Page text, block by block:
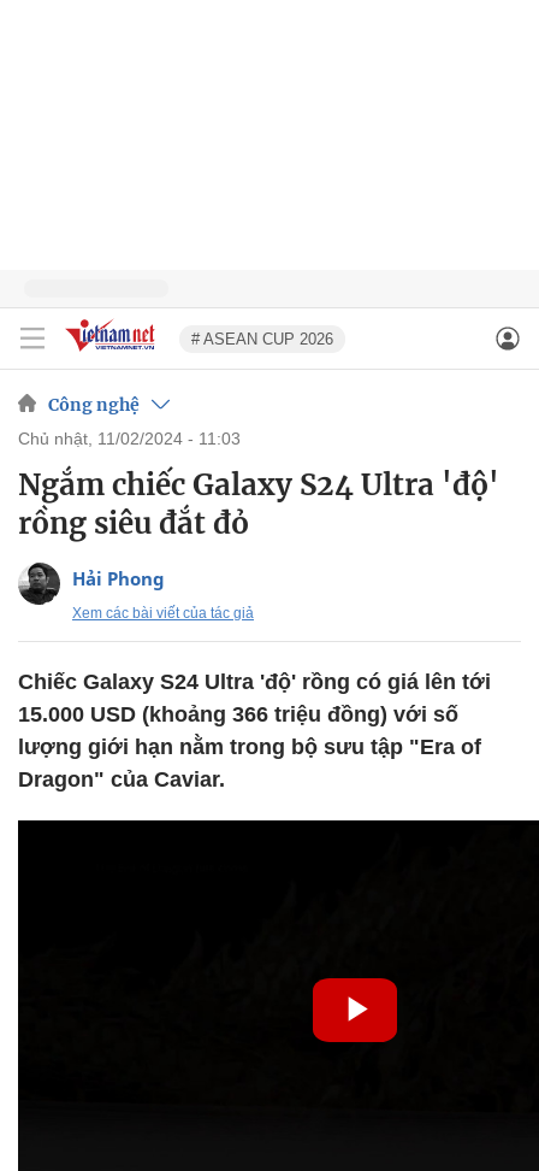
# ASEAN CUP 2026
Công nghệ
chủ nhật, 11/02/2024 - 11:03
Ngắm chiếc Galaxy S24 Ultra 'độ'
rồng siêu đắt đỏ
Hải Phong
Xem các bài viết của tác giả
Chiếc Galaxy S24 Ultra 'độ' rồng có giá lên tới
15.000 USD (khoảng 366 triệu đồng) với số
lượng giới hạn nằm trong bộ sưu tập "Era of
Dragon" của Caviar.